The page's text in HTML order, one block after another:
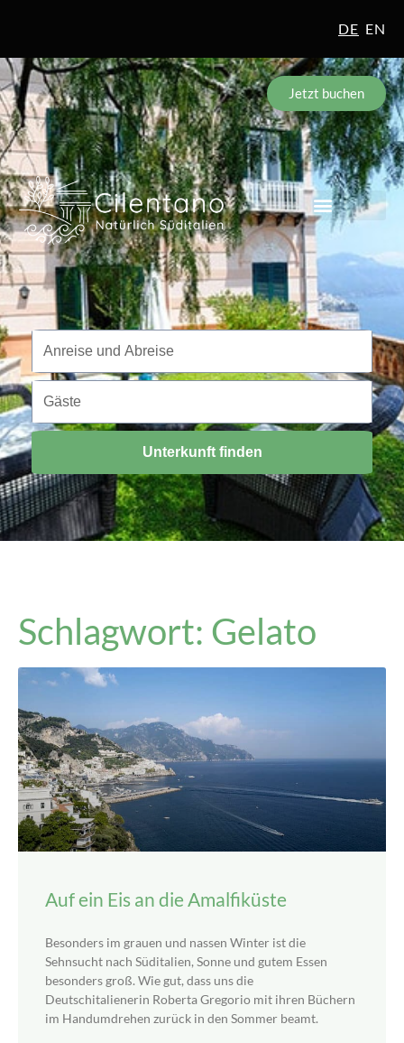
DE EN
Jetzt buchen
Reisezeitraum
Anreise und Abreise
Gäste
Gäste
Unterkunft finden
Schlagwort: Gelato
Auf ein Eis an die Amalfiküste
Besonders im grauen und nassen Winter ist die
Sehnsucht nach Süditalien, Sonne und gutem Essen
besonders groß. Wie gut, dass uns die
Deutschitalienerin Roberta Gregorio mit ihren Büchern
im Handumdrehen zurück in den Sommer beamt.